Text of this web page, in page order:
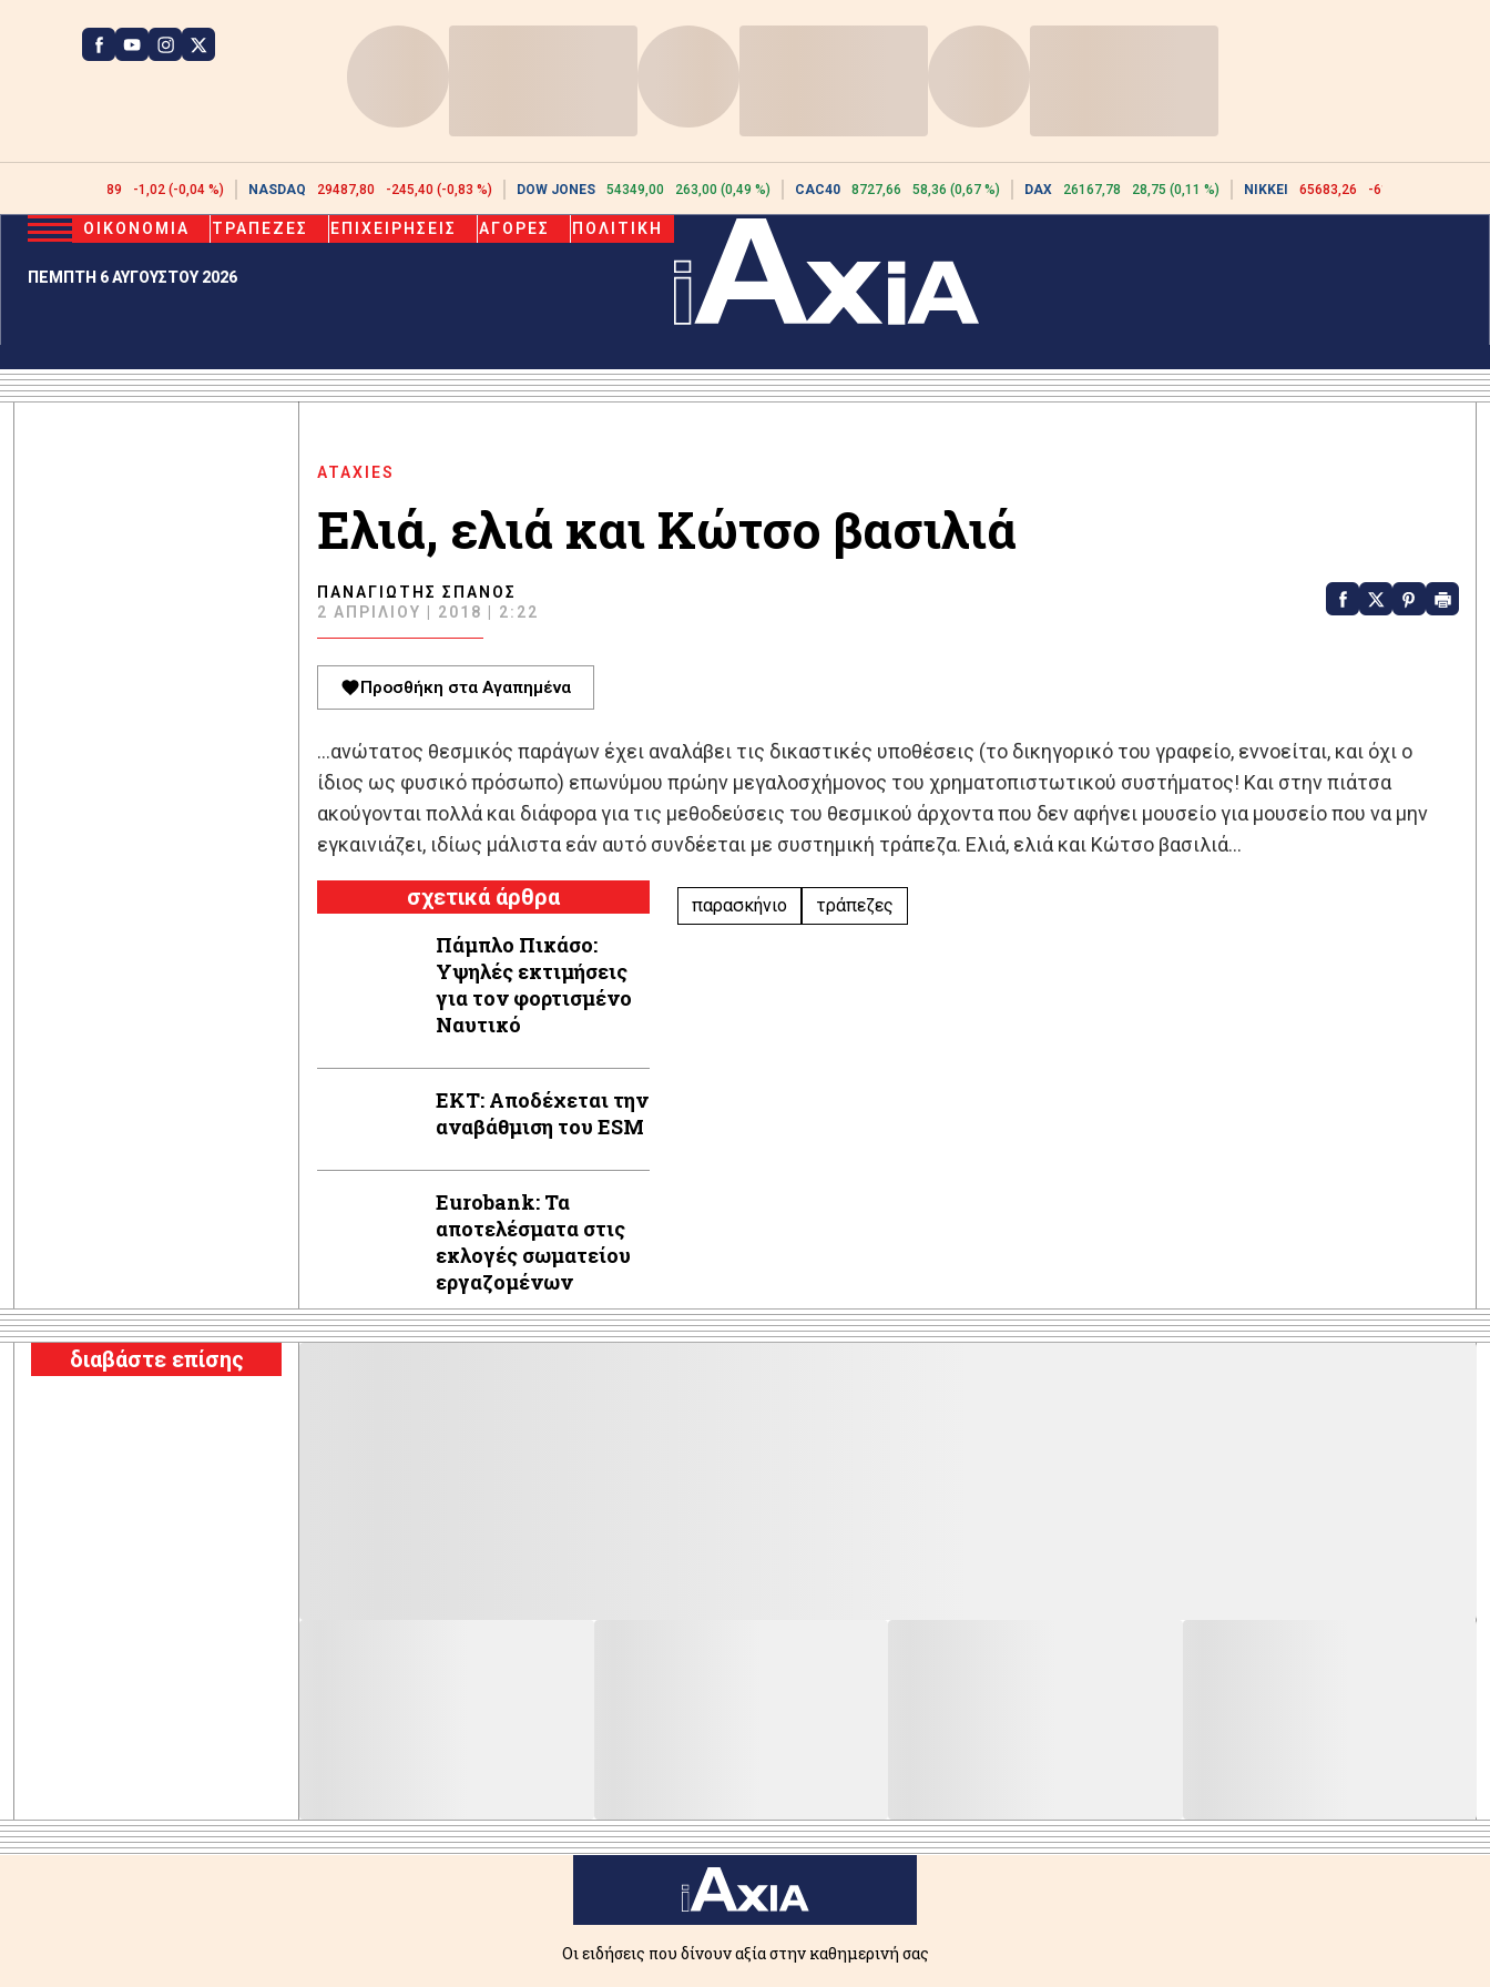
2622,89 -1,02 (-0,04 %) NASDAQ 29487,80 -245,40 (-0,83 %) DOW JONES 54349,00 263,00 (0,49 %) CAC40 8727,66 58,36 (0,67 %) DAX 26167,78 28,75 (0,11 %) NIKKEI 65683,26 -617,18 (-0,93 %)
ΠΕΜΠΤΗ 6 ΑΥΓΟΥΣΤΟΥ 2026
ΟΙΚΟΝΟΜΙΑ ΤΡΑΠΕΖΕΣ ΕΠΙΧΕΙΡΗΣΕΙΣ ΑΓΟΡΕΣ ΠΟΛΙΤΙΚΗ
ATAXIES
Ελιά, ελιά και Κώτσο βασιλιά
ΠΑΝΑΓΙΏΤΗΣ ΣΠΑΝΌΣ
2 ΑΠΡΙΛΊΟΥ | 2018 | 2:22
Προσθήκη στα Αγαπημένα
…ανώτατος θεσμικός παράγων έχει αναλάβει τις δικαστικές υποθέσεις (το δικηγορικό του γραφείο, εννοείται, και όχι ο
ίδιος ως φυσικό πρόσωπο) επωνύμου πρώην μεγαλοσχήμονος του χρηματοπιστωτικού συστήματος! Και στην πιάτσα
ακούγονται πολλά και διάφορα για τις μεθοδεύσεις του θεσμικού άρχοντα που δεν αφήνει μουσείο για μουσείο που να μην
εγκαινιάζει, ιδίως μάλιστα εάν αυτό συνδέεται με συστημική τράπεζα. Ελιά, ελιά και Κώτσο βασιλιά…
σχετικά άρθρα
Πάμπλο Πικάσο:
Υψηλές εκτιμήσεις
για τον φορτισμένο
Ναυτικό
ΕΚΤ: Αποδέχεται την
αναβάθμιση του ESM
Εurobank: Τα
αποτελέσματα στις
εκλογές σωματείου
εργαζομένων
παρασκήνιο τράπεζες
διαβάστε επίσης
Οι ειδήσεις που δίνουν αξία στην καθημερινή σας